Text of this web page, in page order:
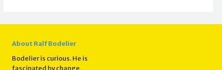
About Ralf Bodelier
Bodelier is curious. He is